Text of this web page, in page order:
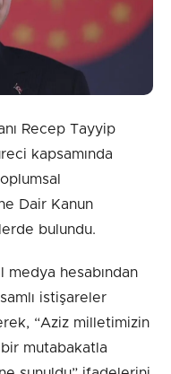
Recep Tayyip
kapsamında
Dair Kanun
bulundu.
medya hesabından
istişareler
“Aziz milletimizin
mutabakatla